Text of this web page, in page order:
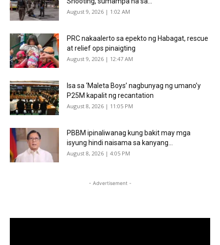
August 9, 2026 | 1:02 AM
PRC nakaalerto sa epekto ng Habagat, rescue
at relief ops pinaigting
August 9, 2026 | 12:47 AM
Isa sa ‘Maleta Boys’ nagbunyag ng umano’y
P25M kapalit ng recantation
August 8, 2026 | 11:05 PM
PBBM ipinaliwanag kung bakit may mga
isyung hindi naisama sa kanyang...
August 8, 2026 | 4:05 PM
- Advertisement -